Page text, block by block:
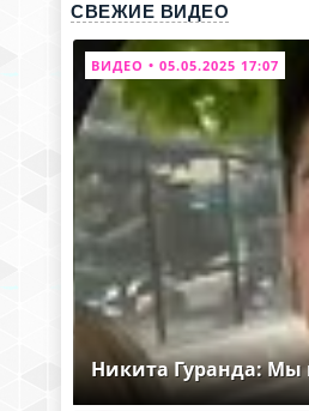
СВЕЖИЕ ВИДЕО
ВИДЕО • 05.05.2025 17:07
Никита Гуранда: Мы